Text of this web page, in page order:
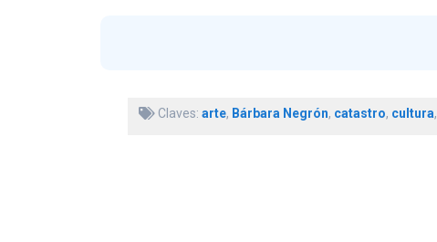
Claves: arte, Bárbara Negrón, catastro, cultura,